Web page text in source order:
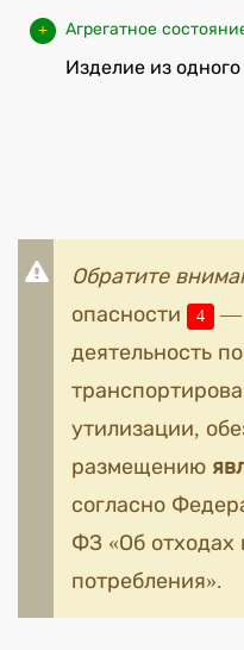
Агрегатное
Изделие из
Обратите
опасности
4
—
деятельность
утилизации,
размещению
согласно
ФЗ «Об отходах
потребления».